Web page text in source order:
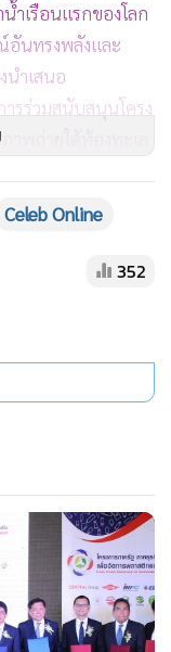
ำเรือนแรกของโลก
อันทรงพลังและ
นำเสนอ
รร่วมสนับสนุนโครง
พถ่ายใต้ท้องทะเล
ท้องทะเล อีกทั้งมี
อความมหัศจรรย์
ทะเลให้ทุกคนได้
ยภาพใต้น้ำ มร.อิ
องผลงานที่ได้จัด
ะสบการณ์และ
ถึงสองเซเลบริตี
าถึงความผูกพันกับ
Celeb Online
352